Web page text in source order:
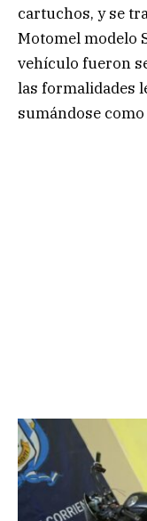
cartuchos, y se
Motomel modelo
vehículo fueron
las formalidades
sumándose